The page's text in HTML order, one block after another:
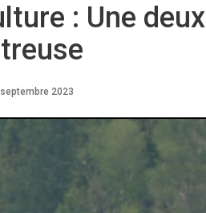
: Une
2023